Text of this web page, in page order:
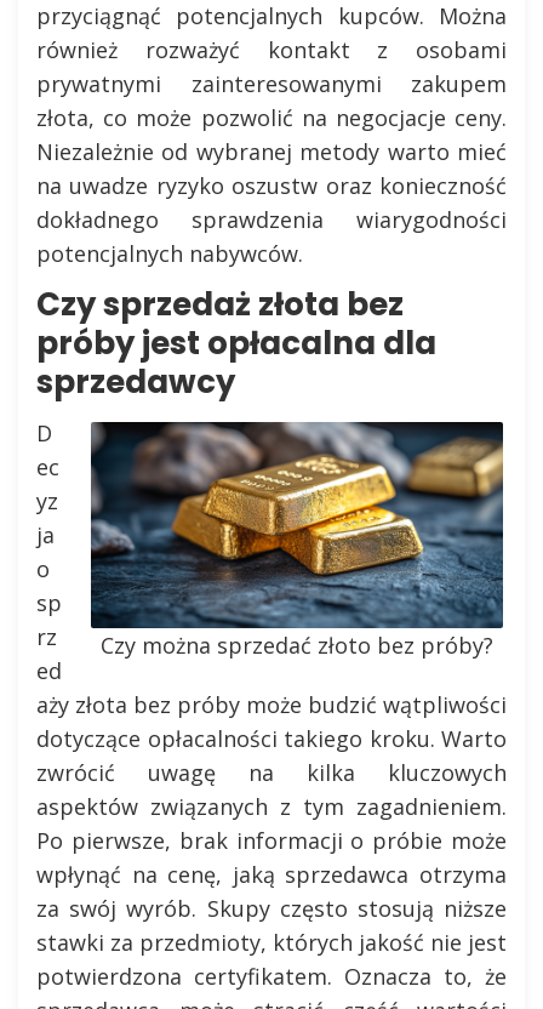
przyciągnąć potencjalnych kupców. Można
również rozważyć kontakt z osobami
prywatnymi zainteresowanymi zakupem
złota, co może pozwolić na negocjacje ceny.
Niezależnie od wybranej metody warto mieć
na uwadze ryzyko oszustw oraz konieczność
dokładnego sprawdzenia wiarygodności
potencjalnych nabywców.
Czy sprzedaż złota bez
próby jest opłacalna dla
sprzedawcy
Czy można sprzedać złoto bez próby?
D
ec
yz
ja
o
sp
rz
ed
aży złota bez próby może budzić wątpliwości
dotyczące opłacalności takiego kroku. Warto
zwrócić uwagę na kilka kluczowych
aspektów związanych z tym zagadnieniem.
Po pierwsze, brak informacji o próbie może
wpłynąć na cenę, jaką sprzedawca otrzyma
za swój wyrób. Skupy często stosują niższe
stawki za przedmioty, których jakość nie jest
potwierdzona certyfikatem. Oznacza to, że